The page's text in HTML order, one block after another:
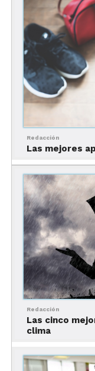
Es un asistente
aplicación
fácil.
Sólo tienes que
maridaje estará
Además,te
recomendado
cosecha y precio
Delectable
horizontes
Redacción
Las mejores
Redacción
Las cinco
clima